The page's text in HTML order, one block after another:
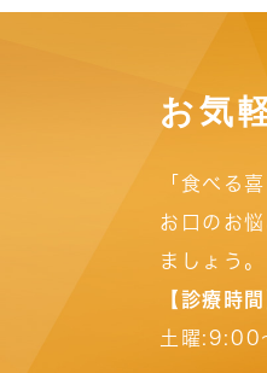
お気
「食べる
お口のお
ましょう。
【診療時間
土曜